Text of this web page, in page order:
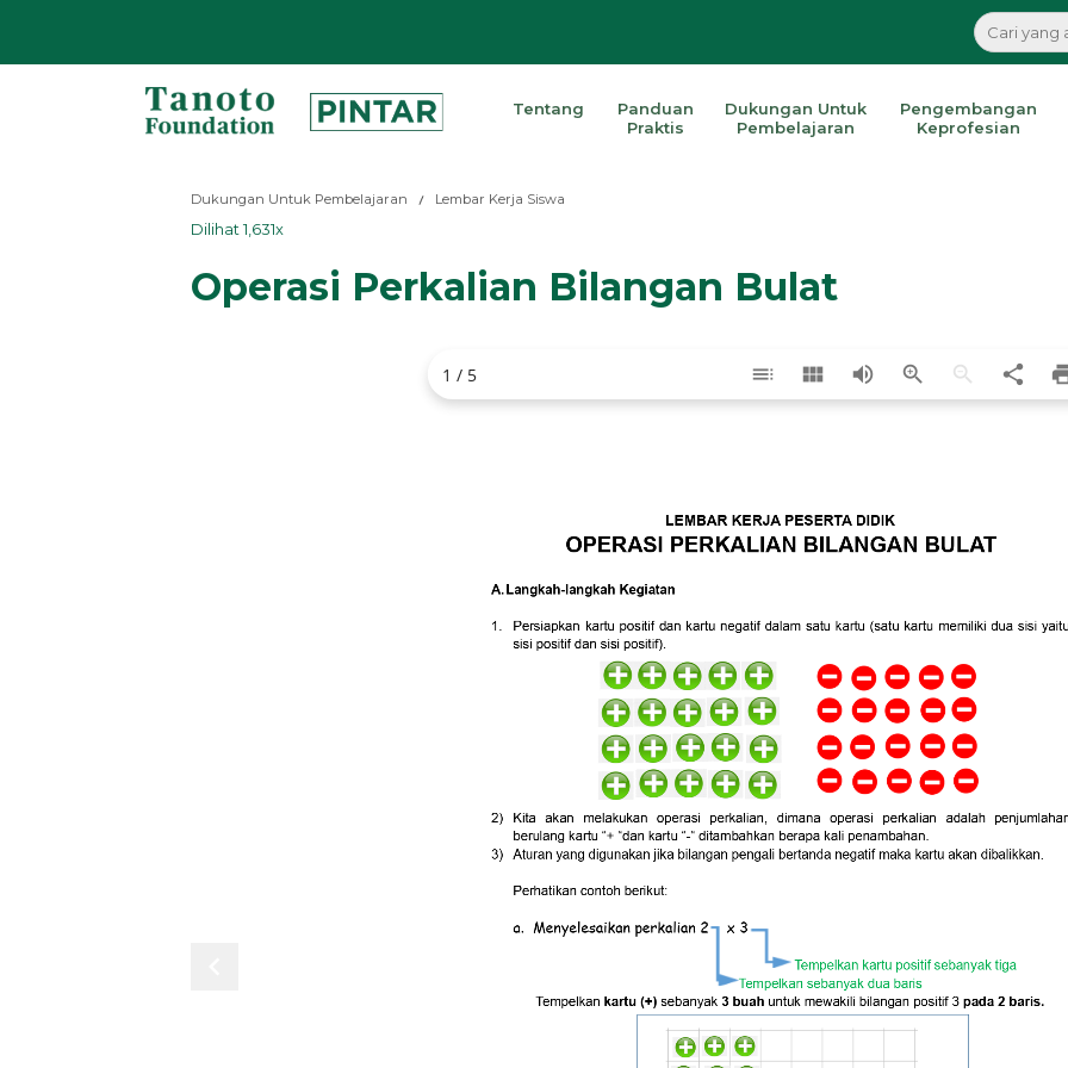
Tanoto
Tentang
Panduan
Praktis
Dukungan Untuk
Pembelajaran
Pengembangan
Keprofesian
Dukungan Untuk Pembelajaran Lembar Kerja Siswa
Dilihat 1,631x
Operasi Perkalian Bilangan Bulat
LEMBAR KERJA PESERTA DIDIK
OPERASI PERKALIAN BILANGAN BULAT
A. Langkah-langkah Kegiatan
1. Persiapkan kartu positif dan kartu negatif dalam satu kartu (satu kartu memiliki dua sisi yaitu
sisi positif dan sisi positif).
2) Kita akan melakukan operasi perkalian, dimana operasi perkalian adalah
berulang kartu “+ “dan kartu “-“ ditambahkan berapa kali penambahan.
3)
Aturan yang digunakan jika bilangan pengali bertanda negatif maka kartu akan dibalikkan.
Perhatikan contoh berikut:
a.  Menyelesaikan perkalian 2    x 3
Tempelkan kartu positif sebanyak tiga
Tempelkan sebanyak dua baris
Tempelkan kartu (+) sebanyak 3 buah untuk mewakili bilangan positif 3 pada 2 baris.
toc view_module volume_up
1 / 5 zoom_in zoom_out share